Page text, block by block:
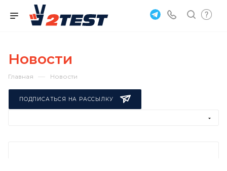
Новости
Главная — Новости
ПОДПИСАТЬСЯ НА РАССЫЛКУ